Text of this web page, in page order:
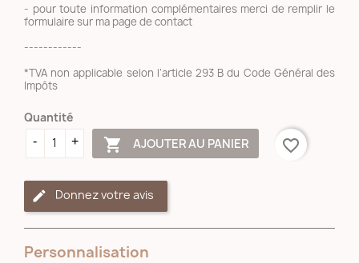
- pour toute information complémentaires merci de remplir le
formulaire sur ma page de contact
------------
*TVA non applicable selon l’article 293 B du Code Général des
Impôts
Quantité
 AJOUTER AU PANIER favorite_border
Donnez votre avis
Personnalisation